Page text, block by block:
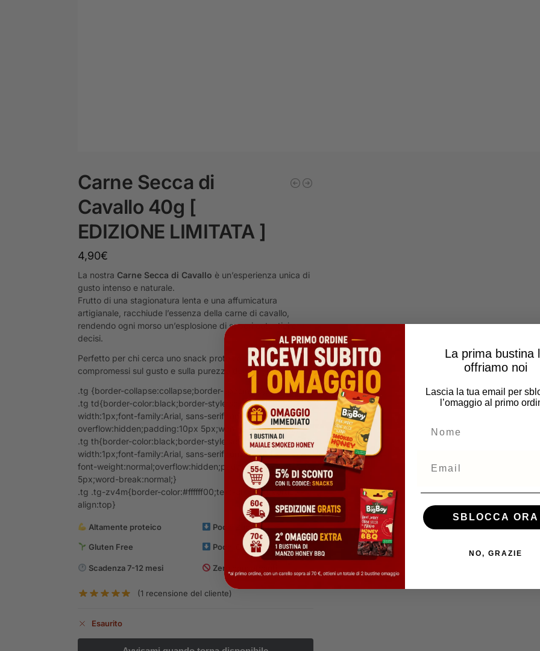
Carne Secca di
Cavallo 40g [
EDIZIONE LIMITATA ]
4,90€
La nostra Carne Secca di Cavallo è un’esperienza unica di
gusto intenso e naturale.
Frutto di una stagionatura lenta e una affumicatura
artigianale, racchiude l’essenza della carne di cavallo,
rendendo ogni morso un’esplosione di sapori autentici e
decisi.
Perfetto per chi cerca uno snack proteico di qualità, senza
compromessi sul gusto e sulla purezza degli ingredienti.
.tg {border-collapse:collapse;border-spacing:0;}
.tg td{border-color:black;border-style:solid;border-
width:1px;font-family:Arial, sans-serif;font-size:14px;
overflow:hidden;padding:10px 5px;word-break:normal;}
.tg th{border-color:black;border-style:solid;border-
width:1px;font-family:Arial, sans-serif;font-size:14px;
font-weight:normal;overflow:hidden;padding:10px
5px;word-break:normal;}
.tg .tg-zv4m{border-color:#ffffff00;text-align:left;vertical-
align:top}
Altamente proteico Pochi Zuccheri
Gluten Free Pochi Carboidrati
Scadenza 7-12 mesi Zero conservanti
(1 recensione del cliente)
Esaurito
La prima bustina
offriamo noi
Lascia la tua email per
l’omaggio al primo
SBLOCCA ORA
NO, GRAZIE